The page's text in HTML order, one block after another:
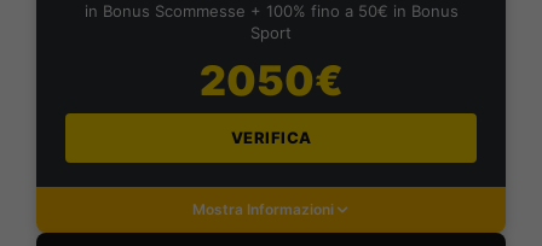
in Bonus Scommesse + 100% fino a 50€ in Bonus
Sport
2050€
VERIFICA
Mostra Informazioni